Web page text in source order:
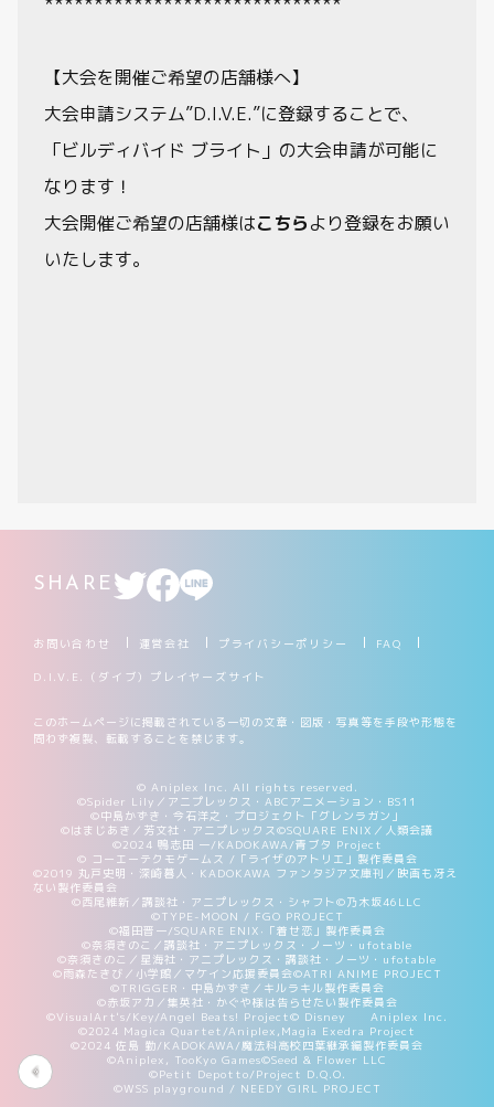
【大会を開催ご希望の店舗様へ】
大会申請システム”D.I.V.E.”に登録することで、
「ビルディバイド ブライト」の大会申請が可能に
なります！
大会開催ご希望の店舗様はこちらより登録をお願い
いたします。
SHARE
お問い合わせ 運営会社 プライバシーポリシー FAQ
D.I.V.E.（ダイブ）プレイヤーズサイト
このホームページに掲載されている一切の文章・図版・写真等を手段や形態を
問わず複製、転載することを禁じます。
© Aniplex Inc. All rights reserved.
©Spider Lily／アニプレックス・ABCアニメーション・BS11
©中島かずき・今石洋之・プロジェクト「グレンラガン」
©はまじあき／芳文社・アニプレックス©SQUARE ENIX／人類会議
©2024 鴨志田 一/KADOKAWA/青ブタ Project
© コーエーテクモゲームス /「ライザのアトリエ」製作委員会
©2019 丸戸史明・深崎暮人・KADOKAWA ファンタジア文庫刊／映画も冴え
ない製作委員会
©西尾維新／講談社・アニプレックス・シャフト©乃木坂46LLC
©TYPE-MOON / FGO PROJECT
©福田晋一/SQUARE ENIX·「着せ恋」製作委員会
©奈須きのこ／講談社・アニプレックス・ノーツ・ufotable
©奈須きのこ／星海社・アニプレックス・講談社・ノーツ・ufotable
©雨森たきび／小学館／マケイン応援委員会©ATRI ANIME PROJECT
©TRIGGER・中島かずき／キルラキル製作委員会
©赤坂アカ／集英社・かぐや様は告らせたい製作委員会
©VisualArt's/Key/Angel Beats! Project© Disney Aniplex Inc.
©2024 Magica Quartet/Aniplex,Magia Exedra Project
©2024 佐島 勤/KADOKAWA/魔法科高校四葉継承編製作委員会
©Aniplex, TooKyo Games©Seed & Flower LLC
©Petit Depotto/Project D.Q.O.
©WSS playground / NEEDY GIRL PROJECT